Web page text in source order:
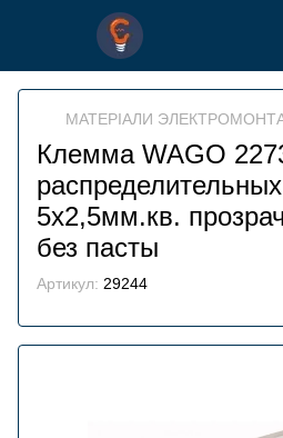
МАТЕРІАЛИ
Клемма WAGO
5х2,5мм.кв.
без пасты
Артикул: 29244